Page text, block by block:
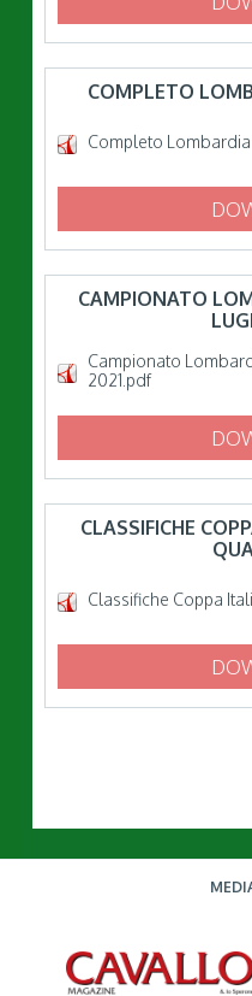
COMPLETO
Completo
CAMPIONATO
Campionato
2021.pdf
CLASSIFICHE
Classifiche Coppa